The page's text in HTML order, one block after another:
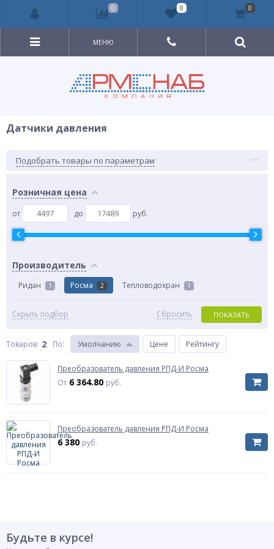
МЕНЮ
Датчики давления
Подобрать товары по параметрам
Розничная цена
от до руб.
Производитель
Ридан 1 Росма 2 Тепловодохран 1
Скрыть подбор ПОКАЗАТЬ
Сбросить
Товаров: 2 По: Умолчанию Цене Рейтингу
Преобразователь давления РПД-И Росма
От 6 364.80 руб.
Преобразователь давления РПД-И Росма
6 380 руб.
Будьте в курсе!
0 0 0